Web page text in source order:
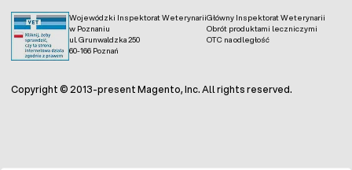
Wojewódzki Inspektorat Weterynarii
w Poznaniu
ul. Grunwaldzka 250
60-166 Poznań
Główny Inspektorat Weterynarii
Obrót produktami leczniczymi
OTC na odległość
Copyright © 2013-present Magento, Inc. All rights reserved.